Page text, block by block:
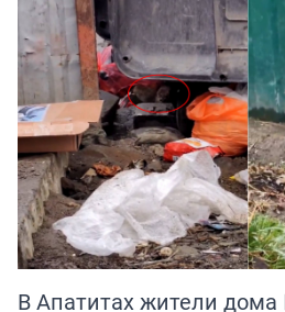
В Апатитах жители